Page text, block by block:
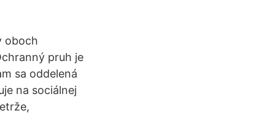
oboch
pruh je
sa oddelená
na sociálnej